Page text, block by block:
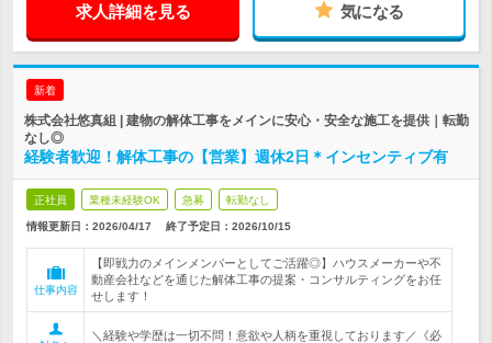
求人詳細を見る 気になる
新着
株式会社悠真組 | 建物の解体工事をメインに安心・安全な施工を提供｜転勤
なし◎
経験者歓迎！解体工事の【営業】週休2日＊インセンティブ有
正社員 業種未経験OK 急募 転勤なし
情報更新日：2026/04/17 終了予定日： 2026/10/15
仕事内容
【即戦力のメインメンバーとしてご活躍◎】ハウスメーカーや不
動産会社などを通じた解体工事の提案・コンサルティングをお任
せします！
＼経験や学歴は一切不問！意欲や人柄を重視しております／《必